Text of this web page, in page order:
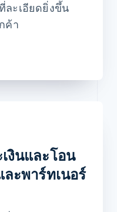
ละเอียดยิ่งขึ้น
ค้า
งินและโอน
ะพาร์ทเนอร์